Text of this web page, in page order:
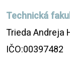
Technická
Trieda Andreja
IČO:00397482